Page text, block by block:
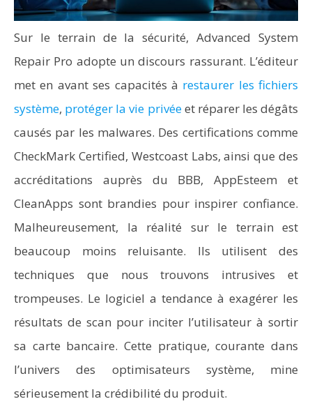
Sur le terrain de la sécurité, Advanced System
Repair Pro adopte un discours rassurant. L’éditeur
met en avant ses capacités à restaurer les fichiers
système, protéger la vie privéeet réparer les dégâts
causés par les malwares. Des certifications comme
CheckMark Certified, Westcoast Labs, ainsi que des
accréditations auprès du BBB, AppEsteem et
CleanApps sont brandies pour inspirer confiance.
Malheureusement, la réalité sur le terrain est
beaucoup moins reluisante. Ils utilisent des
techniques que nous trouvons intrusives et
trompeuses. Le logiciel a tendance à exagérer les
résultats de scan pour inciter l’utilisateur à sortir
sa carte bancaire. Cette pratique, courante dans
l’univers des optimisateurs système, mine
sérieusement la crédibilité du produit.